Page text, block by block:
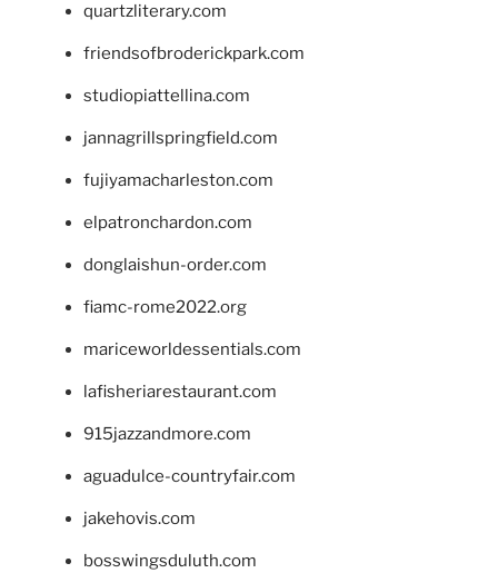
quartzliterary.com
friendsofbroderickpark.com
studiopiattellina.com
jannagrillspringfield.com
fujiyamacharleston.com
elpatronchardon.com
donglaishun-order.com
fiamc-rome2022.org
mariceworldessentials.com
lafisheriarestaurant.com
915jazzandmore.com
aguadulce-countryfair.com
jakehovis.com
bosswingsduluth.com